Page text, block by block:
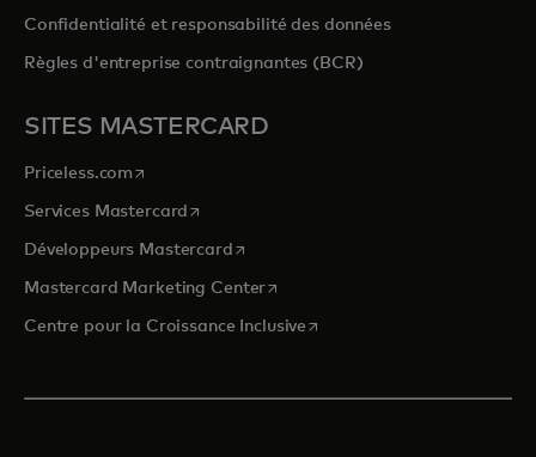
Confidentialité et responsabilité des données
Règles d'entreprise contraignantes (BCR)
SITES MASTERCARD
Priceless.com s’ouvre dans un nouvel onglet
Services Mastercard s’ouvre dans un nouvel onglet
Développeurs Mastercards’ouvre dans un nouvel onglet
Mastercard Marketing Centers’ouvre dans un nouvel onglet
Centre pour la Croissance Inclusive s’ouvre dans un nouvel